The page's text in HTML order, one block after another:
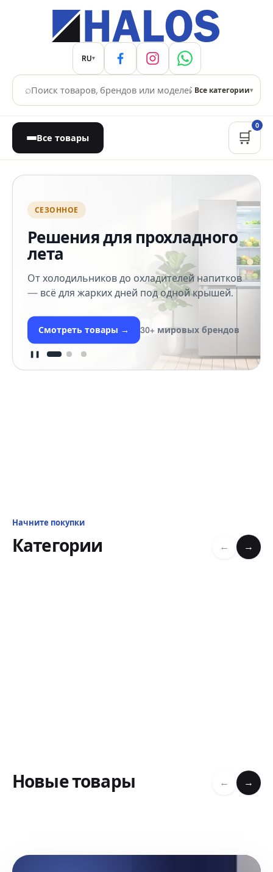
⌕ Все категории▾
RU▾
Все товары 🛒
0
Магазин бытовой
СЕЗОННОЕ
Решения для прохладного
лета
От холодильников до охладителей напитков
— всё для жарких дней под одной крышей.
Смотреть товары → 30+ мировых брендов
❚❚
Начните покупки
Категории ← →
Новые товары ← →